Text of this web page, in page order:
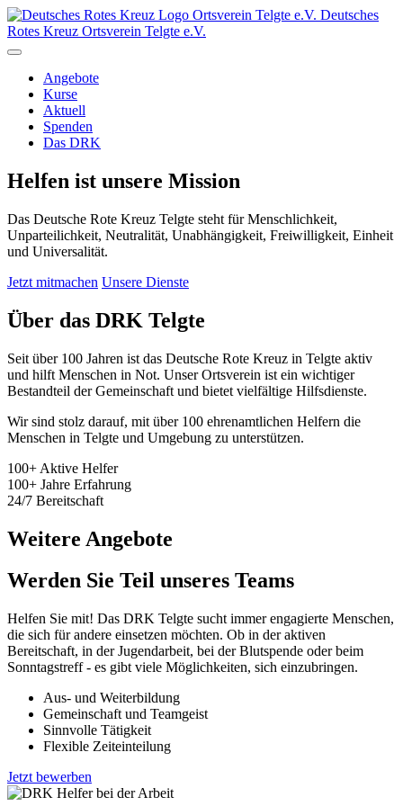
Ortsverein Telgte e.V. Deutsches
Rotes Kreuz Ortsverein Telgte e.V.
Angebote
Kurse
Aktuell
Spenden
Das DRK
Helfen ist unsere Mission
Das Deutsche Rote Kreuz Telgte steht für Menschlichkeit,
Unparteilichkeit, Neutralität, Unabhängigkeit, Freiwilligkeit, Einheit
und Universalität.
Jetzt mitmachen Unsere Dienste
Über das DRK Telgte
Seit über 100 Jahren ist das Deutsche Rote Kreuz in Telgte aktiv
und hilft Menschen in Not. Unser Ortsverein ist ein wichtiger
Bestandteil der Gemeinschaft und bietet vielfältige Hilfsdienste.
Wir sind stolz darauf, mit über 100 ehrenamtlichen Helfern die
Menschen in Telgte und Umgebung zu unterstützen.
100+ Aktive Helfer
100+ Jahre Erfahrung
24/7 Bereitschaft
Weitere Angebote
Werden Sie Teil unseres Teams
Helfen Sie mit! Das DRK Telgte sucht immer engagierte Menschen,
die sich für andere einsetzen möchten. Ob in der aktiven
Bereitschaft, in der Jugendarbeit, bei der Blutspende oder beim
Sonntagstreff - es gibt viele Möglichkeiten, sich einzubringen.
Aus- und Weiterbildung
Gemeinschaft und Teamgeist
Sinnvolle Tätigkeit
Flexible Zeiteinteilung
Jetzt bewerben